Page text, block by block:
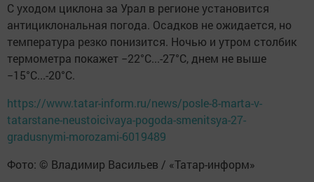
С уходом циклона за Урал в регионе установится
антициклональная погода. Осадков не ожидается, но
температура резко понизится. Ночью и утром столбик
термометра покажет −22°C...-27°C, днем не выше
−15°C...-20°C.
https://www.tatar-inform.ru/news/posle-8-marta-v-
tatarstane-neustoicivaya-pogoda-smenitsya-27-
gradusnymi-morozami-6019489
Фото: © Владимир Васильев / «Татар-информ»